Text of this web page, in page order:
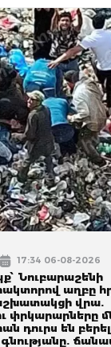
17:34 06-08-2026
Նուբարաշենի
աղբը
վրա.
փրկարարները
դուրս են բերել